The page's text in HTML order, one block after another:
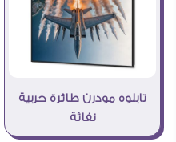
تابلوه مودرن طائرة حربية
نفاثة